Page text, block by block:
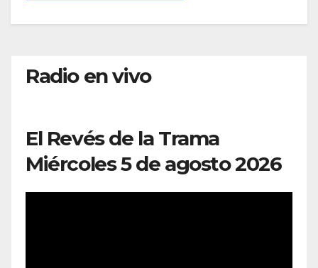
Radio en vivo
El Revés de la Trama
Miércoles 5 de agosto 2026